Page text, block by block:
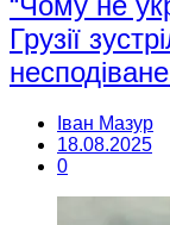
Грузії
Іван Мазур
18.08.2025
0